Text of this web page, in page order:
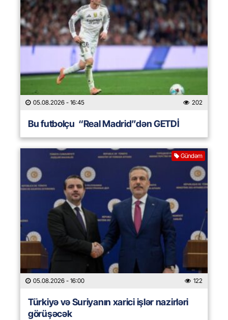
05.08.2026 - 16:45 202
Bu futbolçu “Real Madrid”dən GETDİ
Gündəm
05.08.2026 - 16:00 122
Türkiyə və Suriyanın xarici işlər nazirləri
görüşəcək